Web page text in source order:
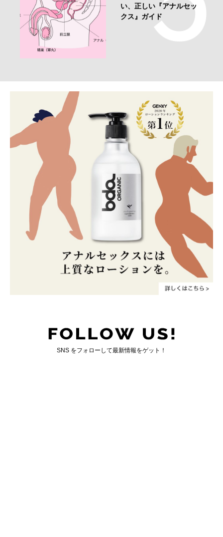
い、正しい『アナルセッ
クス』ガイド
SNS をフォローして最新情報をゲット！